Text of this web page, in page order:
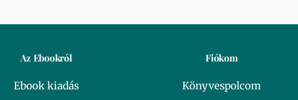
Az Ebookról
Ebook kiadás
Fiókom
Könyvespolcom